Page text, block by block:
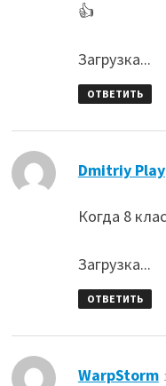
👍
Загрузка...
ОТВЕТИТЬ
Dmitriy Play:
Когда 8
Загрузка...
ОТВЕТИТЬ
WarpStorm: